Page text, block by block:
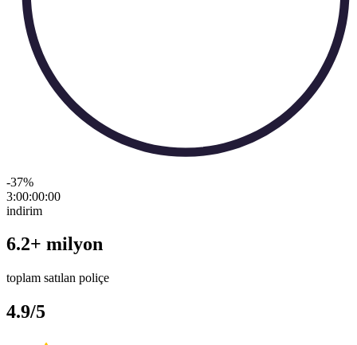
-37%
3:00:00:00
indirim
6.2+ milyon
toplam satılan poliçe
4.9/5